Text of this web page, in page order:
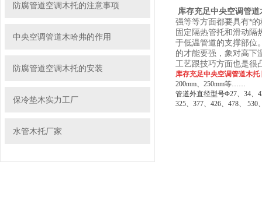
防腐管道空调木托的注意事项
中央空调管道木哈弗的作用
防腐管道空调木托的安装
保冷垫木实力工厂
水管木托厂家
库存充足中央空调管
强等等方面都要具有*
固定隔热管托和滑动隔
于低温管道的支撑部位
的才能要强，象对高下
工艺跟技巧方面也是很
库存充足中央空调管道木
200mm、250mm等……
管道外直径型号Φ27、34、
325、377、426、478、